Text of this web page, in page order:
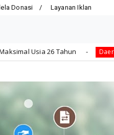
Donasi Layanan Iklan
Daerah Dinkes Genjot